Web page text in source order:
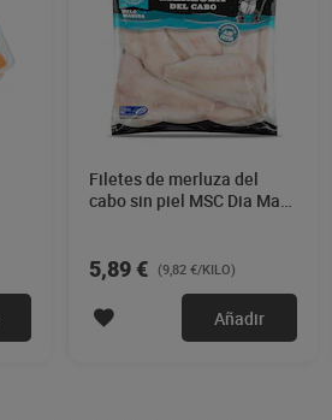
Filetes de merluza del
cabo sin piel MSC Dia Mari
5,89 € (9,82 €/KILO)
Añadir